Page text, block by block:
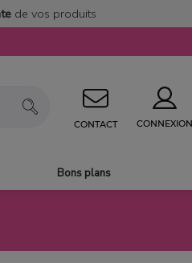
de vos produits
CONTACT CONNEXION
Bons plans